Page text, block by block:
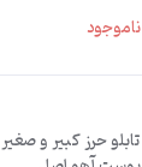
ناموجود
تابلو حرز کبیر و